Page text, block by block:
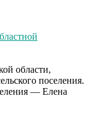
области,
поселения.
— Елена